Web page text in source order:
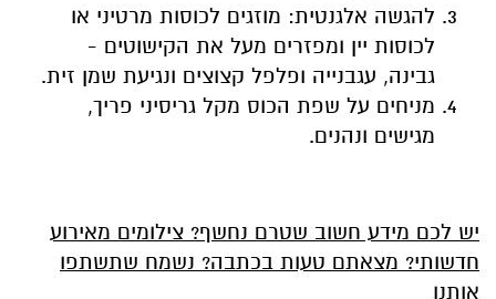
להגשה אלגנטית: מוזגים לכוסות מרטיני או
לכוסות יין ומפזרים מעל את הקישוטים -
גבינה, עגבנייה ופלפל קצוצים ונגיעת שמן זית.
מניחים על שפת הכוס מקל גריסיני פריך,
מגישים ונהנים.
יש לכם מידע חשוב שטרם נחשף? צילומים מאירוע
חדשותי? מצאתם טעות בכתבה? נשמח שתשתפו
אותנו